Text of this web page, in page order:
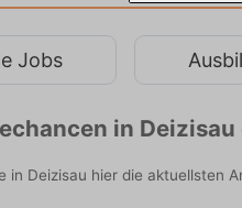
Jobs
in
in Deizisau hier die aktuellsten